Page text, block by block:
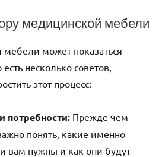
медицинской мебели
может показаться
несколько советов,
этот процесс:
потребности: Прежде чем
понять, какие именно
вам нужны и как они будут